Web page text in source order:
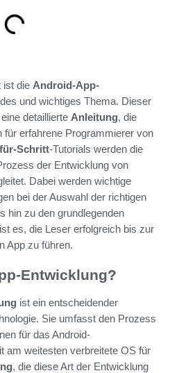
ist die Android-App-
und wichtiges Thema. Dieser
detaillierte Anleitung, die
für erfahrene Programmierer von
Schritt-Tutorials werden die
der Entwicklung von
Dabei werden wichtige
bei der Auswahl der richtigen
hin zu den grundlegenden
es, die Leser erfolgreich bis zur
App zu führen.
Entwicklung?
ist ein entscheidender
Sie umfasst den Prozess
für das Android-
am weitesten verbreitete OS für
, die diese Art der Entwicklung